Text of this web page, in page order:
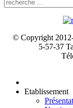
© Copyright
5-57-37
Etablissement